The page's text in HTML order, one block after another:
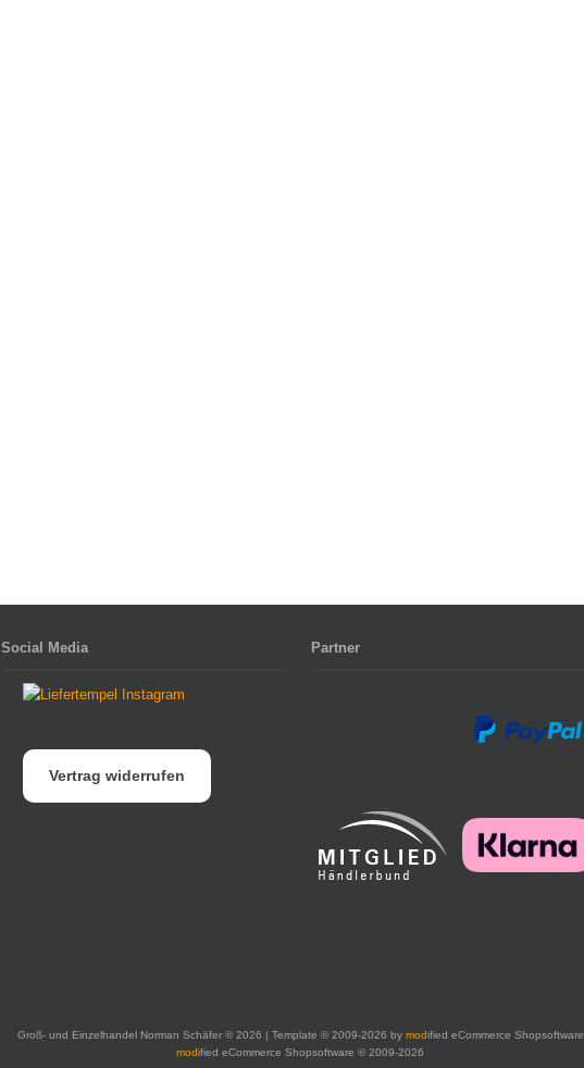
Social Media
Vertrag widerrufen
Partner
Groß- und Einzelhandel Norman Schäfer © 2026 | Template © 2009-2026 by modified eCommerce Shopsoftware
modified eCommerce Shopsoftware © 2009-2026